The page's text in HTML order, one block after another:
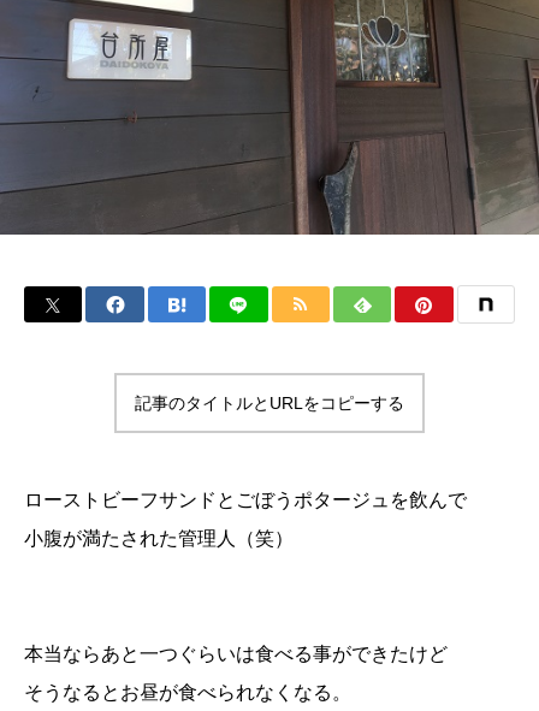
記事のタイトルとURLをコピーする
ローストビーフサンドとごぼうポタージュを飲んで
小腹が満たされた管理人（笑）
本当ならあと一つぐらいは食べる事ができたけど
そうなるとお昼が食べられなくなる。